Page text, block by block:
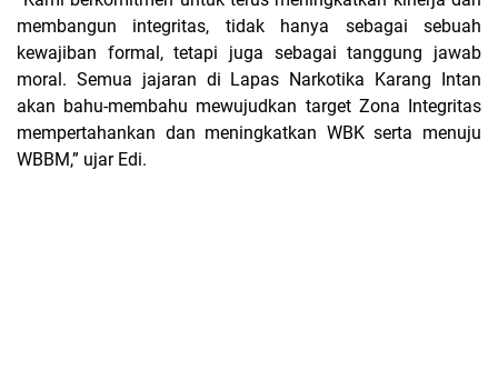
membangun integritas, tidak hanya sebagai sebuah
kewajiban formal, tetapi juga sebagai tanggung jawab
moral. Semua jajaran di Lapas Narkotika Karang Intan
akan bahu-membahu mewujudkan target Zona Integritas
mempertahankan dan meningkatkan WBK serta menuju
WBBM,” ujar Edi.